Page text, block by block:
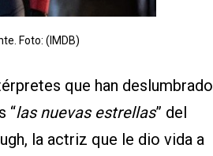
Foto: (IMDB)
que han deslumbrado
“las nuevas estrellas” del
la actriz que le dio vida a